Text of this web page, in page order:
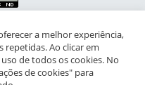
para a Infância e
Campus da Praia Vermelha
a melhor experiência,
repetidas. Ao clicar em
de todos os cookies. No
de cookies" para